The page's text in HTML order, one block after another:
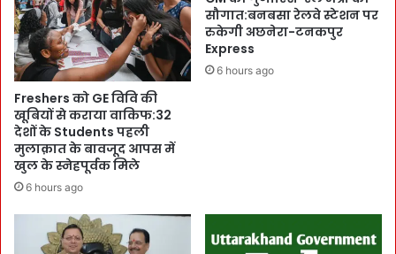
लें
यु
वा
:
उ
त्त
रा
खं
ड
के
यु
वा
आ
प
दा
स
चि
व
सु
म
न
:
M
Freshers को GE विवि की
खूबियों से कराया वाकिफ:32
देशों के Students पहली
मुलाक़ात के बावजूद आपस में
खुल के स्नेहपूर्वक मिले
6 hours ago
सौगात:बनबसा रेलवे स्टेशन पर
रुकेगी अछनेरा-टनकपुर
Express
6 hours ago